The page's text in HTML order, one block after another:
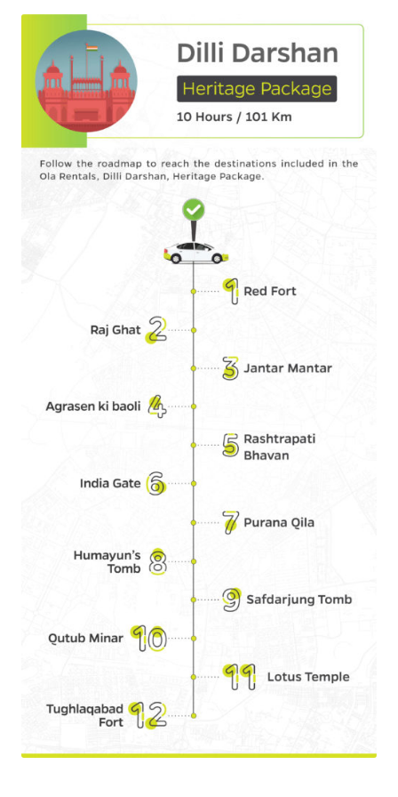
Olacabs Blogs